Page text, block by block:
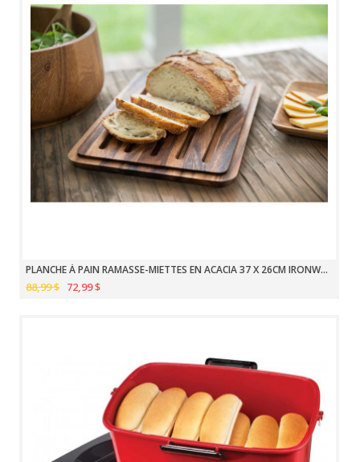
PLANCHE À PAIN RAMASSE-MIETTES EN ACACIA 37 X 26CM IRONWOOD
88,99 $ 72,99 $